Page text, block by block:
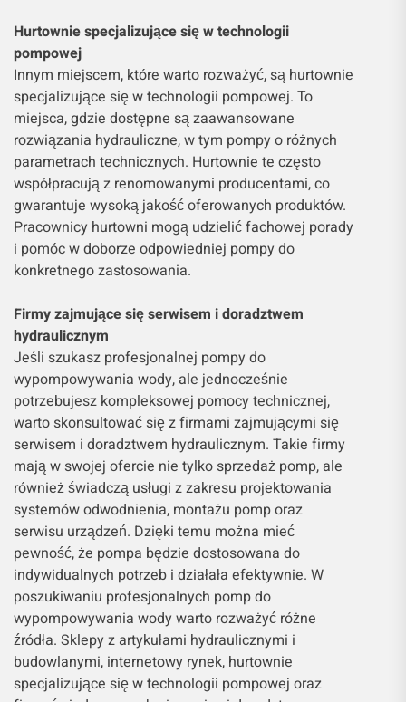
Hurtownie specjalizujące się w technologii
pompowej
Innym miejscem, które warto rozważyć, są hurtownie
specjalizujące się w technologii pompowej. To
miejsca, gdzie dostępne są zaawansowane
rozwiązania hydrauliczne, w tym pompy o różnych
parametrach technicznych. Hurtownie te często
współpracują z renomowanymi producentami, co
gwarantuje wysoką jakość oferowanych produktów.
Pracownicy hurtowni mogą udzielić fachowej porady
i pomóc w doborze odpowiedniej pompy do
konkretnego zastosowania.
Firmy zajmujące się serwisem i doradztwem
hydraulicznym
Jeśli szukasz profesjonalnej pompy do
wypompowywania wody, ale jednocześnie
potrzebujesz kompleksowej pomocy technicznej,
warto skonsultować się z firmami zajmującymi się
serwisem i doradztwem hydraulicznym. Takie firmy
mają w swojej ofercie nie tylko sprzedaż pomp, ale
również świadczą usługi z zakresu projektowania
systemów odwodnienia, montażu pomp oraz
serwisu urządzeń. Dzięki temu można mieć
pewność, że pompa będzie dostosowana do
indywidualnych potrzeb i działała efektywnie. W
poszukiwaniu profesjonalnych pomp do
wypompowywania wody warto rozważyć różne
źródła. Sklepy z artykułami hydraulicznymi i
budowlanymi, internetowy rynek, hurtownie
specjalizujące się w technologii pompowej oraz